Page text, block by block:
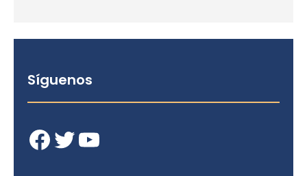
Síguenos
Facebook Twitter YouTube